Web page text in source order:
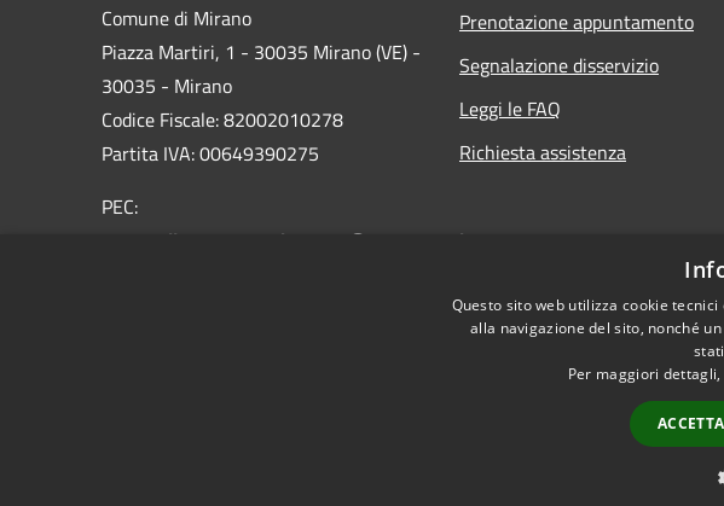
Comune di Mirano
Piazza Martiri, 1 - 30035 Mirano (VE) -
30035 - Mirano
Codice Fiscale: 82002010278
Partita IVA: 00649390275
PEC:
protocollo.comune.mirano.ve@pecveneto.it
Prenotazione appuntamento
Segnalazione disservizio
Leggi le FAQ
Richiesta assistenza
Questo sito web utilizza cookie
alla navigazione del sito, nonché
Per maggiori